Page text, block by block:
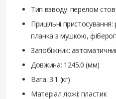
Тип взводу: перелом
Прицільні
планка з мушкою,
Запобіжник:
Довжина: 1245.0 (мм)
Вага: 3.1 (кг)
Матеріал ложі: пластик